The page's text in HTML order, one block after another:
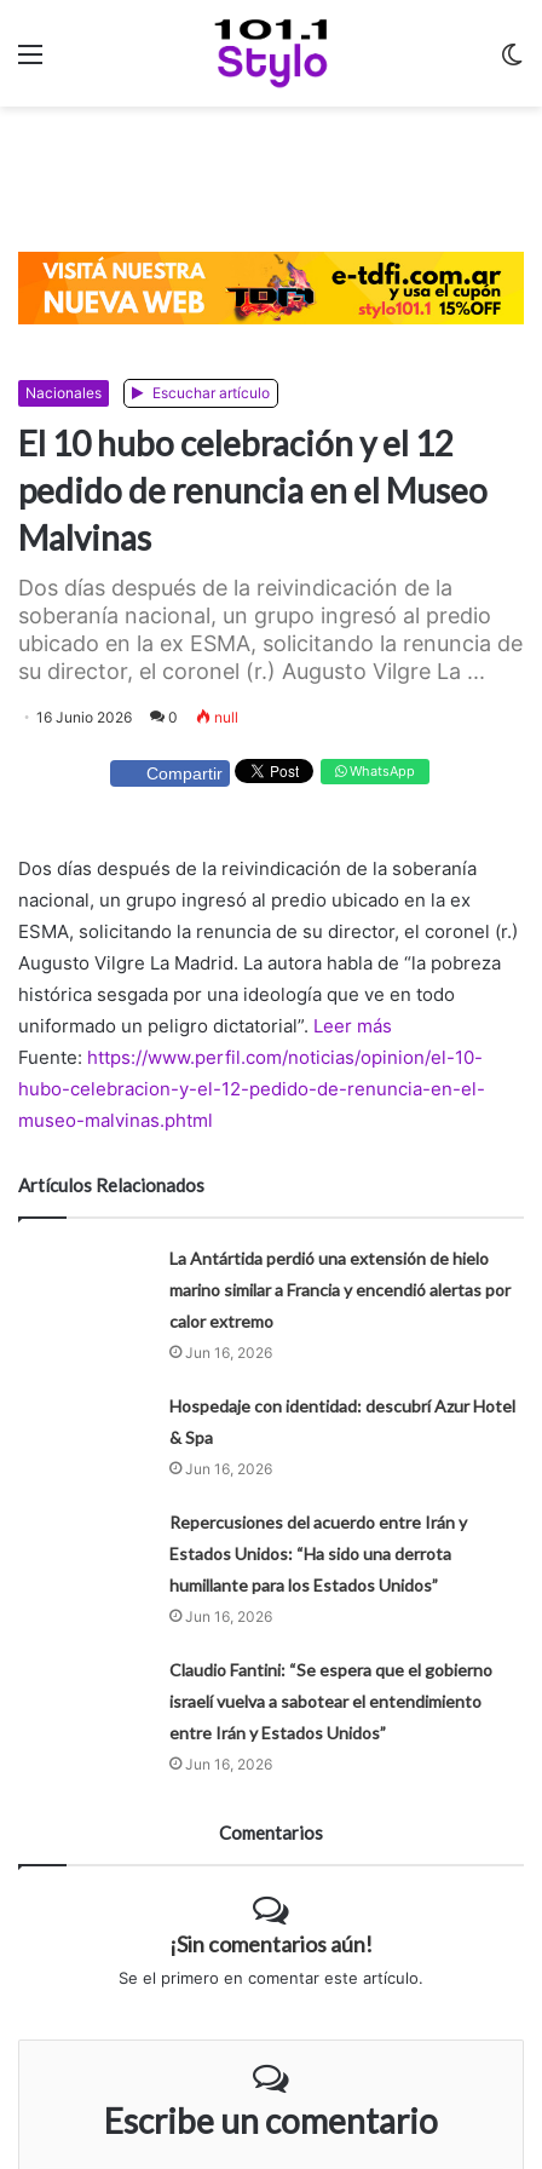
Nacionales Escuchar artículo
El 10 hubo celebración y el 12
pedido de renuncia en el Museo
Malvinas
Dos días después de la reivindicación de la
soberanía nacional, un grupo ingresó al predio
ubicado en la ex ESMA, solicitando la renuncia de
su director, el coronel (r.) Augusto Vilgre La ...
16 Junio 2026 0 null
Compartir WhatsApp
Dos días después de la reivindicación de la soberanía
nacional, un grupo ingresó al predio ubicado en la ex
ESMA, solicitando la renuncia de su director, el coronel (r.)
Augusto Vilgre La Madrid. La autora habla de “la pobreza
histórica sesgada por una ideología que ve en todo
uniformado un peligro dictatorial”. Leer más
Fuente: https://www.perfil.com/noticias/opinion/el-10-
hubo-celebracion-y-el-12-pedido-de-renuncia-en-el-
museo-malvinas.phtml
Artículos Relacionados
La Antártida perdió una extensión de hielo
marino similar a Francia y encendió alertas por
calor extremo
Jun 16, 2026
Hospedaje con identidad: descubrí Azur Hotel
& Spa
Jun 16, 2026
Repercusiones del acuerdo entre Irán y
Estados Unidos: “Ha sido una derrota
humillante para los Estados Unidos”
Jun 16, 2026
Claudio Fantini: “Se espera que el gobierno
israelí vuelva a sabotear el entendimiento
entre Irán y Estados Unidos”
Jun 16, 2026
Comentarios
¡Sin comentarios aún!
Se el primero en comentar este artículo.
Escribe un comentario